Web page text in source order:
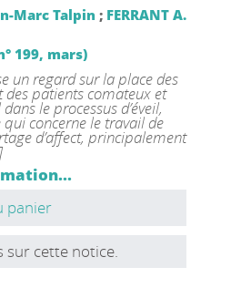
Marc Talpin ; FERRANT A.
199, mars)
un regard sur la place des
des patients comateux et
le processus d’éveil,
concerne le travail de
d’affect, principalement
panier
sur cette notice.